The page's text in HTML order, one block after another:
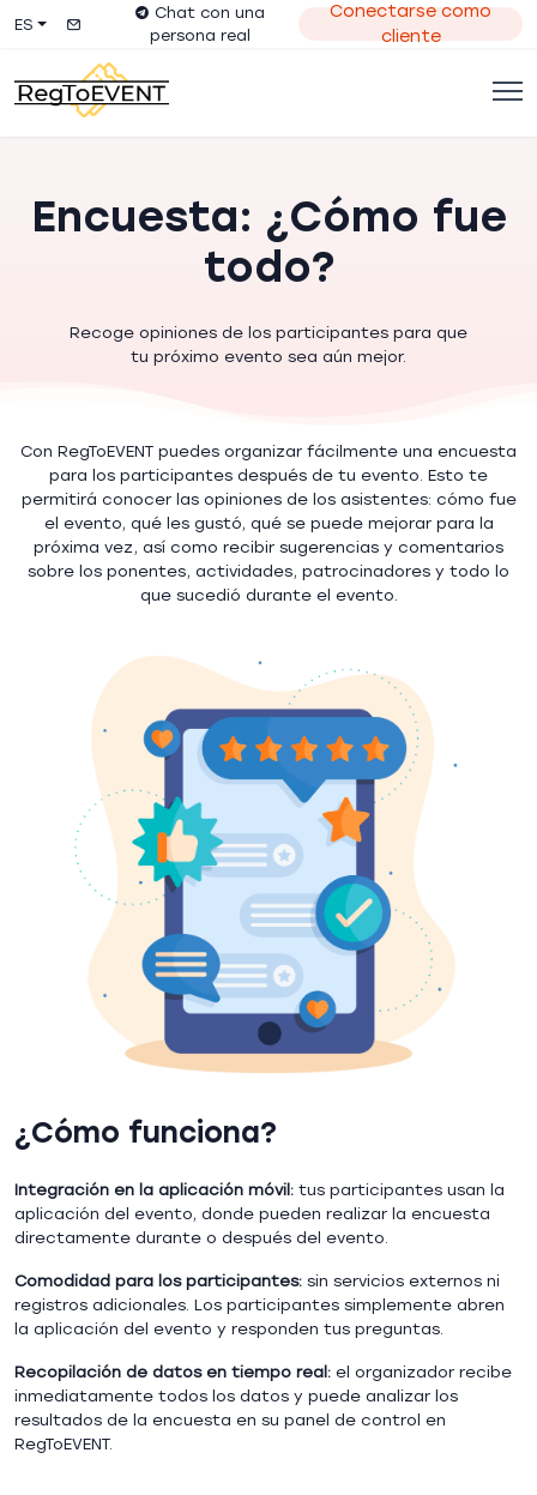
ES
Chat con una
persona real
Conectarse como
cliente
Encuesta: ¿Cómo fue
todo?
Recoge opiniones de los participantes para que
tu próximo evento sea aún mejor.
Con RegToEVENT puedes organizar fácilmente una encuesta
para los participantes después de tu evento. Esto te
permitirá conocer las opiniones de los asistentes: cómo fue
el evento, qué les gustó, qué se puede mejorar para la
próxima vez, así como recibir sugerencias y comentarios
sobre los ponentes, actividades, patrocinadores y todo lo
que sucedió durante el evento.
¿Cómo funciona?
Integración en la aplicación móvil: tus participantes usan la
aplicación del evento, donde pueden realizar la encuesta
directamente durante o después del evento.
Comodidad para los participantes: sin servicios externos ni
registros adicionales. Los participantes simplemente abren
la aplicación del evento y responden tus preguntas.
Recopilación de datos en tiempo real: el organizador recibe
inmediatamente todos los datos y puede analizar los
resultados de la encuesta en su panel de control en
RegToEVENT.